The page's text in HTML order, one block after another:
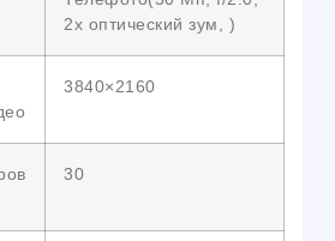
2x оптический зум, )
3840×2160
30